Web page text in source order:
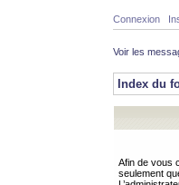
Connexion
Voir les
Index du
Afin de vous
seulement